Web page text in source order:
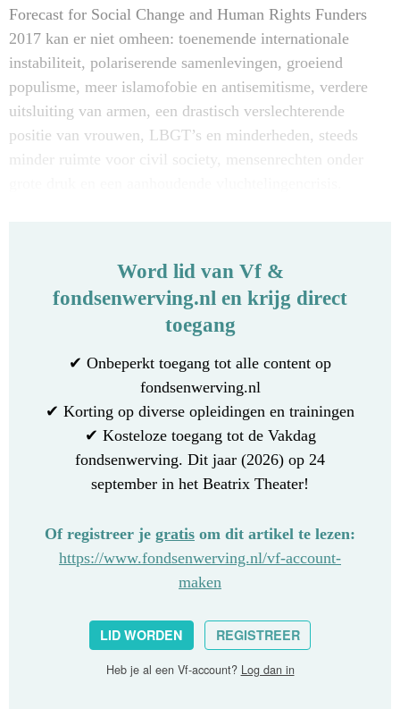
Forecast for Social Change and Human Rights Funders
2017 kan er niet omheen: toenemende internationale
instabiliteit, polariserende samenlevingen, groeiend
populisme, meer islamofobie en antisemitisme, verdere
uitsluiting van armen, een drastisch verslechterende
positie van vrouwen, LBGT’s en minderheden, steeds
minder ruimte voor civil society, mensenrechten onder
Word lid van Vf &
fondsenwerving.nl en krijg direct
toegang
✔ Onbeperkt toegang tot alle content op
fondsenwerving.nl
✔ Korting op diverse opleidingen en trainingen
✔ Kosteloze toegang tot de Vakdag
fondsenwerving. Dit jaar (2026) op 24
september in het Beatrix Theater!
Of registreer je gratis om dit artikel te lezen:
https://www.fondsenwerving.nl/vf-account-
maken
LID WORDEN REGISTREER
Heb je al een Vf-account? Log dan in